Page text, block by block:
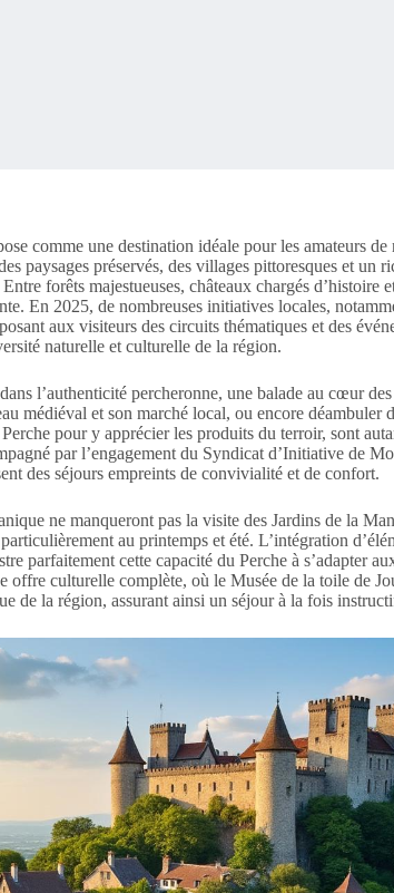
comme une destination idéale pour les amateurs
paysages préservés, des villages pittoresques et un
forêts majestueuses, châteaux chargés d’histoire
En 2025, de nombreuses initiatives locales,
aux visiteurs des circuits thématiques et des
naturelle et culturelle de la région.
l’authenticité percheronne, une balade au cœur
médiéval et son marché local, ou encore déambuler
pour y apprécier les produits du terroir, sont
par l’engagement du Syndicat d’Initiative de
des séjours empreints de convivialité et de confort.
ne manqueront pas la visite des Jardins de la
au printemps et été. L’intégration
parfaitement cette capacité du Perche à s’adapter
offre culturelle complète, où le Musée de la toile de
de la région, assurant ainsi un séjour à la fois